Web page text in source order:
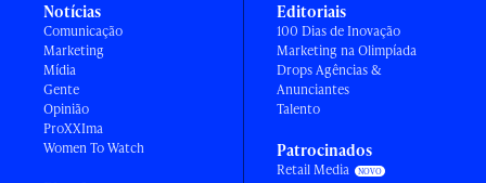
Notícias
Comunicação
Marketing
Mídia
Gente
Opinião
ProXXIma
Women To Watch
Editoriais
100 Dias de Inovação
Marketing na Olimpíada
Drops Agências &
Anunciantes
Talento
Patrocinados
Retail Media